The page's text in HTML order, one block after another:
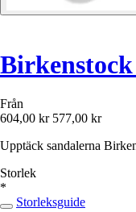
Birkenstock
Från
604,00 kr 577,00 kr
Upptäck sandalerna
Storlek
*
Storleksguide